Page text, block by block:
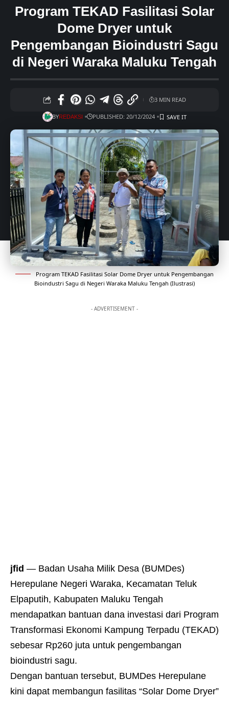
Program TEKAD Fasilitasi Solar
Dome Dryer untuk
Pengembangan Bioindustri Sagu
di Negeri Waraka Maluku Tengah
BYREDAKSI PUBLISHED: 20/12/2024
3 MIN READ
Program TEKAD Fasilitasi Solar Dome Dryer untuk Pengembangan
Bioindustri Sagu di Negeri Waraka Maluku Tengah (Ilustrasi)
- ADVERTISEMENT -
jfid — Badan Usaha Milik Desa (BUMDes)
Herepulane Negeri Waraka, Kecamatan Teluk
Elpaputih, Kabupaten Maluku Tengah
mendapatkan bantuan dana investasi dari Program
Transformasi Ekonomi Kampung Terpadu (TEKAD)
sebesar Rp260 juta untuk pengembangan
bioindustri sagu.
Dengan bantuan tersebut, BUMDes Herepulane
kini dapat membangun fasilitas “Solar Dome Dryer”